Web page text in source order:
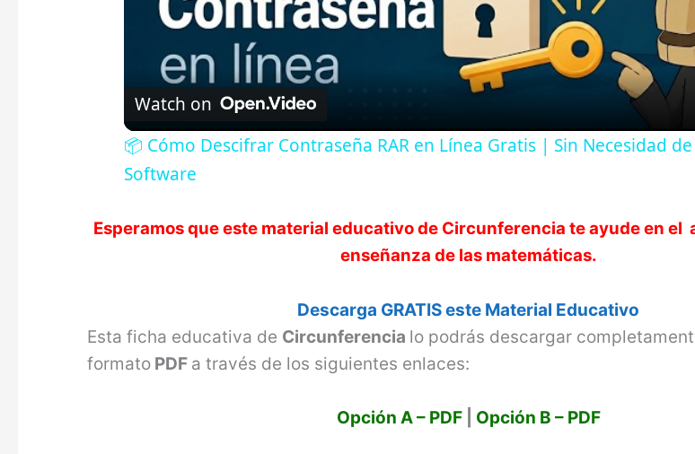
l
a
y
i
e
Watch on
📦 Cómo Descifrar Contraseña RAR en Línea Gratis | Sin Necesidad
Software
Esperamos que este material educativo de Circunferencia te ayude en el
enseñanza de las matemáticas.
Descarga GRATIS este Material Educativo
Esta ficha educativa de Circunferencia lo podrás descargar
formato PDF a través de los siguientes enlaces:
Opción A – PDF| Opción B – PDF